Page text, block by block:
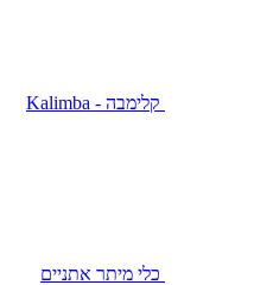
קלימבה - Kalimba
כלי מיתר אתניים